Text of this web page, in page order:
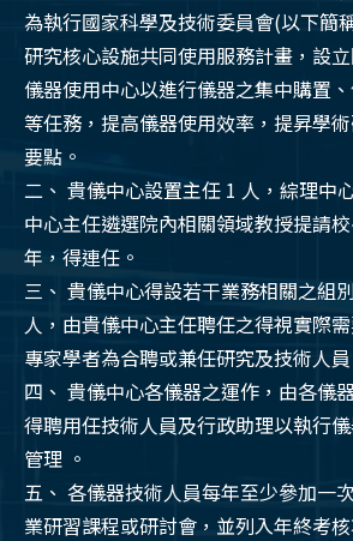
為執行國家科學及技術委員會(以下簡
研究核心設施共同使用服務計畫，設
儀器使用中心以進行儀器之集中購置
等任務，提高儀器使用效率，提昇學
要點。
二、 貴儀中心設置主任 1 人，綜理中
中心主任遴選院內相關領域教授提請
年，得連任。
三、 貴儀中心得設若干業務相關之組
人，由貴儀中心主任聘任之得視實際
專家學者為合聘或兼任研究及技術人員
四、 貴儀中心各儀器之運作，由各儀
得聘用任技術人員及行政助理以執行
管理 。
五、 各儀器技術人員每年至少參加一
業研習課程或研討會，並列入年終考